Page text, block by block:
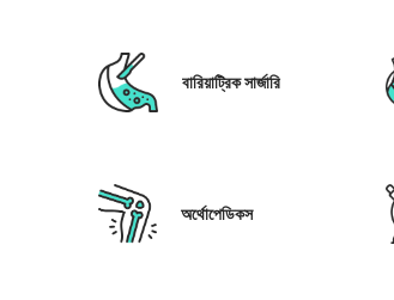
বারিয়াট্রিক সার্জারি
অর্থোপেডিকস